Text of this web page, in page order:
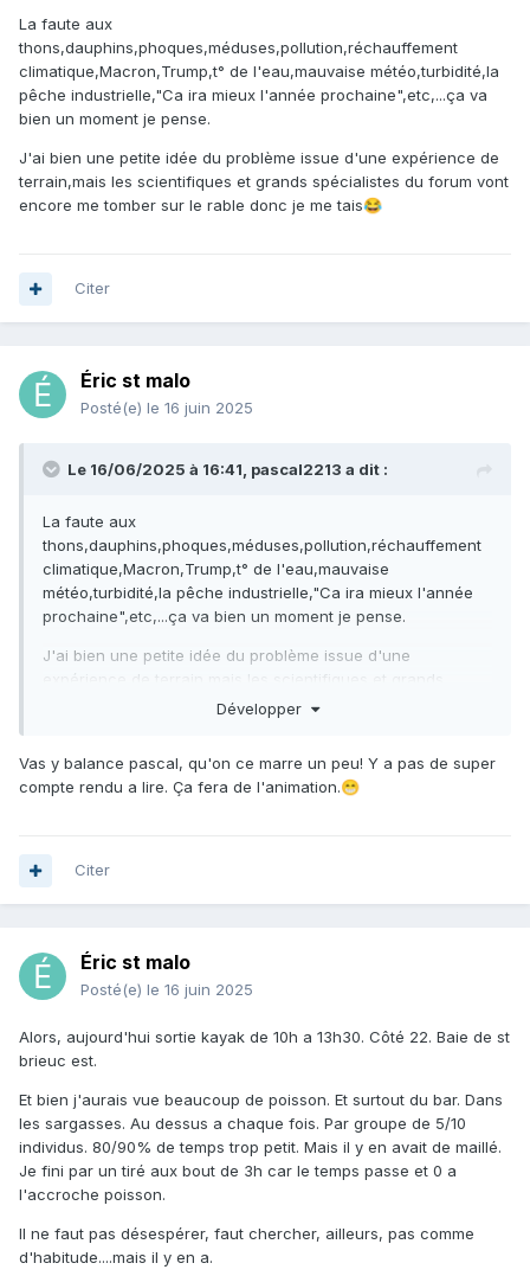
La faute aux
thons,dauphins,phoques,méduses,pollution,réchauffement
climatique,Macron,Trump,t° de l'eau,mauvaise météo,turbidité,la
pêche industrielle,"Ca ira mieux l'année prochaine",etc,...ça va
bien un moment je pense.
J'ai bien une petite idée du problème issue d'une expérience de
terrain,mais les scientifiques et grands spécialistes du forum vont
encore me tomber sur le rable donc je me tais😂
Citer
Éric st malo
Posté(e) le 16 juin 2025
Le 16/06/2025 à 16:41, pascal2213 a dit :
La faute aux
thons,dauphins,phoques,méduses,pollution,réchauffement
climatique,Macron,Trump,t° de l'eau,mauvaise
météo,turbidité,la pêche industrielle,"Ca ira mieux l'année
prochaine",etc,...ça va bien un moment je pense.
J'ai bien une petite idée du problème issue d'une
expérience de terrain,mais les scientifiques et grands
spécialistes du forum vont encore me tomber sur le rable
Développer
Vas y balance pascal, qu'on ce marre un peu! Y a pas de super
compte rendu a lire. Ça fera de l'animation.😁
Citer
Éric st malo
Posté(e) le 16 juin 2025
Alors, aujourd'hui sortie kayak de 10h a 13h30. Côté 22. Baie de st
brieuc est.
Et bien j'aurais vue beaucoup de poisson. Et surtout du bar. Dans
les sargasses. Au dessus a chaque fois. Par groupe de 5/10
individus. 80/90% de temps trop petit. Mais il y en avait de maillé.
Je fini par un tiré aux bout de 3h car le temps passe et 0 a
l'accroche poisson.
Il ne faut pas désespérer, faut chercher, ailleurs, pas comme
d'habitude....mais il y en a.